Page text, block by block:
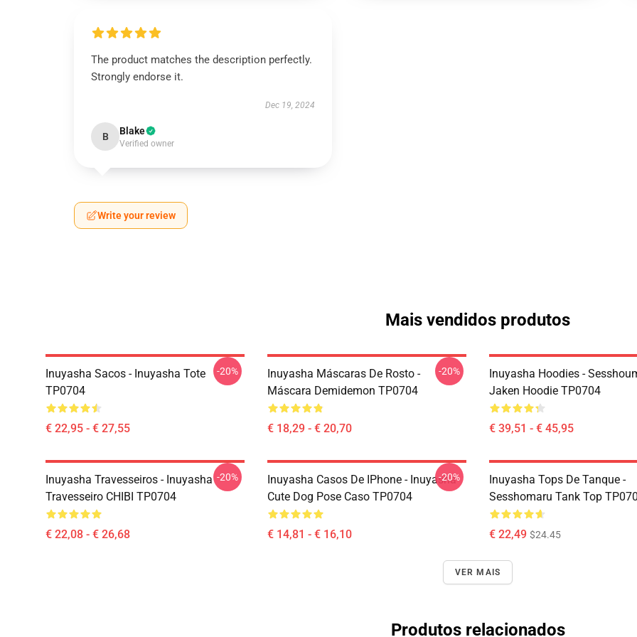
The product matches the description perfectly.
Strongly endorse it.
Dec 19, 2024
B Blake
Verified owner
Write your review
Mais vendidos produtos
Inuyasha Sacos - Inuyasha Tote
TP0704
€ 22,95 - € 27,55
-20%
Inuyasha Máscaras De Rosto -
Máscara Demidemon TP0704
€ 18,29 - € 20,70
-20%
Inuyasha Hoodies -
Jaken Hoodie TP0704
€ 39,51 - € 45,95
Inuyasha Travesseiros - Inuyasha
Travesseiro CHIBI TP0704
€ 22,08 - € 26,68
-20%
Inuyasha Casos De IPhone - Inuyasha
Cute Dog Pose Caso TP0704
€ 14,81 - € 16,10
-20%
Inuyasha Tops De Tanque -
Sesshomaru Tank Top
€ 22,49 $24.45
VER MAIS
Produtos relacionados